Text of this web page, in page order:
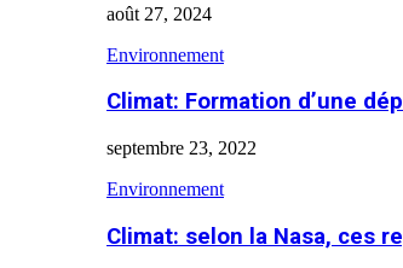
août 27, 2024
Environnement
Climat: Formation d’une
septembre 23, 2022
Environnement
Climat: selon la Nasa, ces